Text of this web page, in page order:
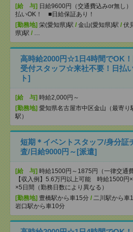
[給 与] 日給9600円（交通費込みor無
払いOK！ ■日給保証あり！
[勤務地] 栄(愛知県)駅 / 金山(愛知県)駅 / 伏
県)駅 / …
高時給2000円☆1日4時間でOK
受付スタッフ☆来社不要！日払
ト]
[給 与] 時給2,000円～
[勤務地] 愛知県名古屋市中区金山（最寄り
駅）
短期＊イベントスタッフ/身分証
査/日給9000円～[派遣]
[給 与] 時給1500円～1875円（一律交通費
【収入例】5.6万円以上可能 時給1500円
×5日間（勤務日数により異なる）
[勤務地] 豊橋駅から車15分 / 二川駅から車
岩口駅から車10分